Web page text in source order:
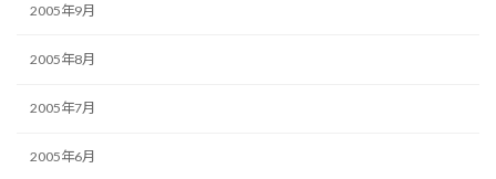
2005年9月
2005年8月
2005年7月
2005年6月